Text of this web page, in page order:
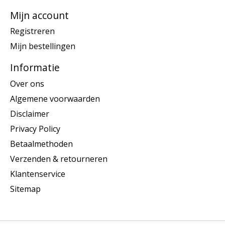
Mijn account
Registreren
Mijn bestellingen
Informatie
Over ons
Algemene voorwaarden
Disclaimer
Privacy Policy
Betaalmethoden
Verzenden & retourneren
Klantenservice
Sitemap